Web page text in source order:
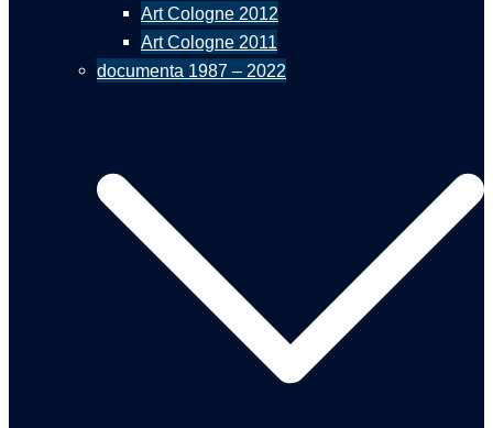
Art Cologne 2012
Art Cologne 2011
documenta 1987 – 2022